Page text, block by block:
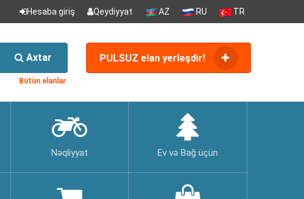
Hesaba giriş Qeydiyyat AZ RU TR
Axtar
Bütün elanlar
PULSUZ elan yerləşdir!
Nəqliyyat Ev və Bağ üçün